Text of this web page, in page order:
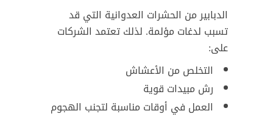
الدبابير من الحشرات العدوانية التي قد
تسبب لدغات مؤلمة. لذلك تعتمد الشركات
على:
التخلص من الأعشاش
رش مبيدات قوية
العمل في أوقات مناسبة لتجنب الهجوم